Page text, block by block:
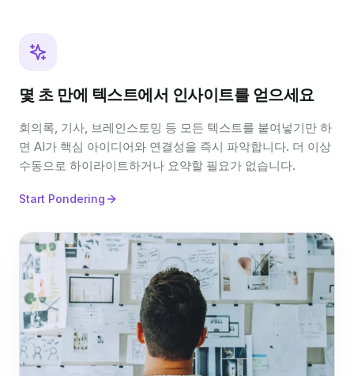
몇 초 만에 텍스트에서 인사이트를 얻으세요
회의록, 기사, 브레인스토밍 등 모든 텍스트를 붙여넣기만 하
면 AI가 핵심 아이디어와 연결성을 즉시 파악합니다. 더 이상
수동으로 하이라이트하거나 요약할 필요가 없습니다.
Start Pondering